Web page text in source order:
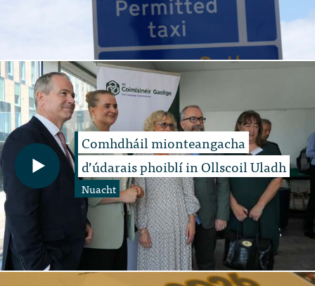
Comhdháil mionteangacha
d’údarais phoiblí in Ollscoil Uladh
Nuacht